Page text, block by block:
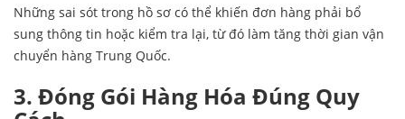
Những sai sót trong hồ sơ có thể khiến đơn hàng phải bổ
sung thông tin hoặc kiểm tra lại, từ đó làm tăng thời gian vận
chuyển hàng Trung Quốc.
3. Đóng Gói Hàng Hóa Đúng Quy